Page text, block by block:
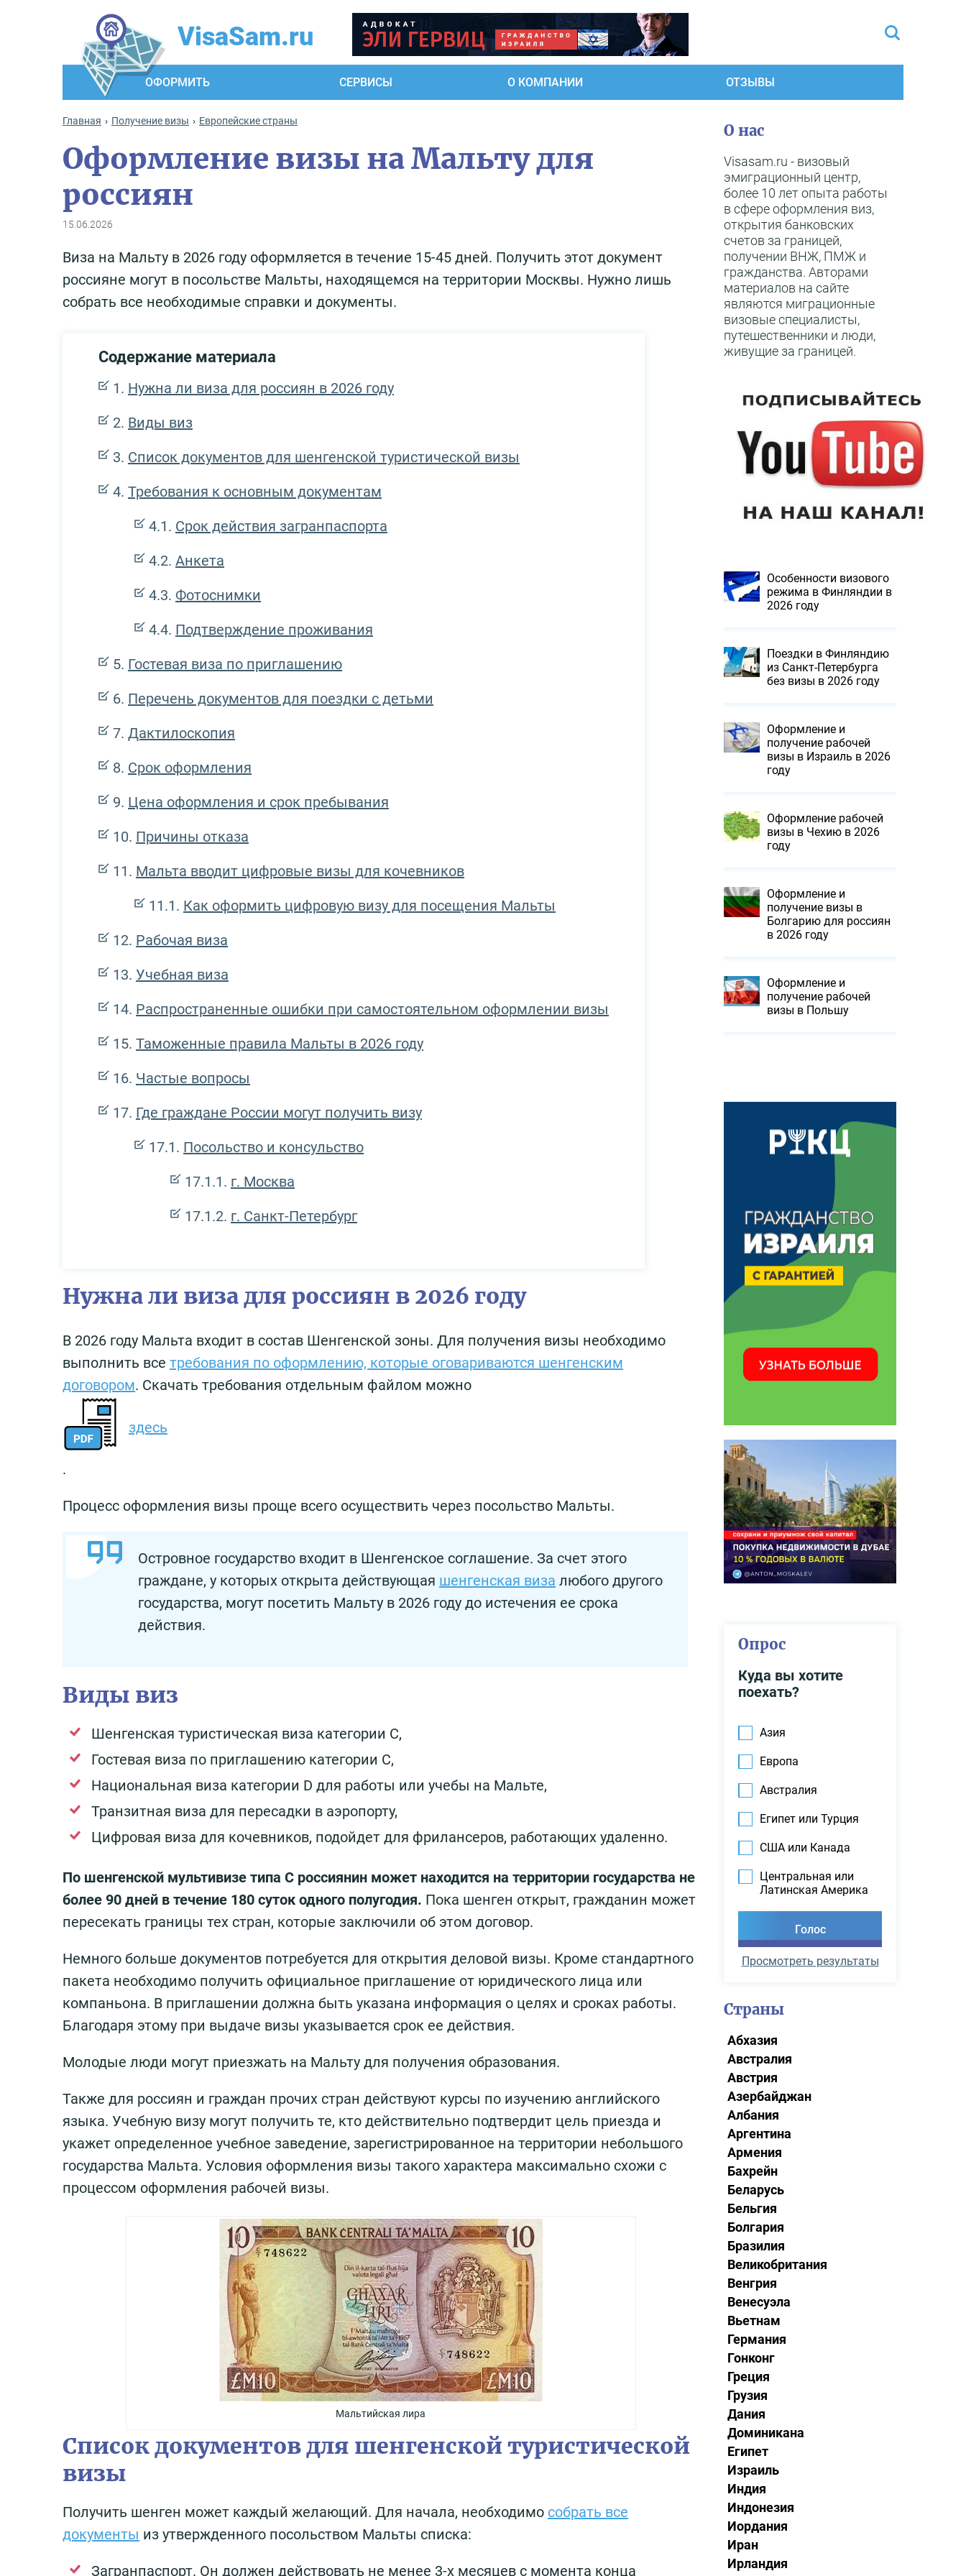
VisaSam.ru
ОФОРМИТЬ СЕРВИСЫ О КОМПАНИИ ОТЗЫВЫ
Главная Получение визы Европейские страны
Оформление визы на Мальту для
россиян
15.06.2026
Виза на Мальту в 2026 году оформляется в течение 15-45 дней. Получить этот документ
россияне могут в посольстве Мальты, находящемся на территории Москвы. Нужно лишь
собрать все необходимые справки и документы.
Содержание материала
Нужна ли виза для россиян в 2026 году
Виды виз
Список документов для шенгенской туристической визы
Требования к основным документам
Срок действия загранпаспорта
Анкета
Фотоснимки
Подтверждение проживания
Гостевая виза по приглашению
Перечень документов для поездки с детьми
Дактилоскопия
Срок оформления
Цена оформления и срок пребывания
Причины отказа
Мальта вводит цифровые визы для кочевников
Как оформить цифровую визу для посещения Мальты
Рабочая виза
Учебная виза
Распространенные ошибки при самостоятельном оформлении визы
Таможенные правила Мальты в 2026 году
Частые вопросы
Где граждане России могут получить визу
Посольство и консульство
г. Москва
г. Санкт-Петербург
Нужна ли виза для россиян в 2026 году
В 2026 году Мальта входит в состав Шенгенской зоны. Для получения визы необходимо
выполнить все требования по оформлению, которые оговариваются шенгенским
договором. Скачать требования отдельным файлом можно
здесь
.
Процесс оформления визы проще всего осуществить через посольство Мальты.
Островное государство входит в Шенгенское соглашение. За счет этого
граждане, у которых открыта действующая шенгенская виза любого другого
государства, могут посетить Мальту в 2026 году до истечения ее срока
действия.
Виды виз
Шенгенская туристическая виза категории С,
Гостевая виза по приглашению категории С,
Национальная виза категории D для работы или учебы на Мальте,
Транзитная виза для пересадки в аэропорту,
Цифровая виза для кочевников, подойдет для фрилансеров, работающих удаленно.
По шенгенской мультивизе типа С россиянин может находится на территории государства не
более 90 дней в течение 180 суток одного полугодия. Пока шенген открыт, гражданин может
пересекать границы тех стран, которые заключили об этом договор.
Немного больше документов потребуется для открытия деловой визы. Кроме стандартного
пакета необходимо получить официальное приглашение от юридического лица или
компаньона. В приглашении должна быть указана информация о целях и сроках работы.
Благодаря этому при выдаче визы указывается срок ее действия.
Молодые люди могут приезжать на Мальту для получения образования.
Также для россиян и граждан прочих стран действуют курсы по изучению английского
языка. Учебную визу могут получить те, кто действительно подтвердит цель приезда и
укажет определенное учебное заведение, зарегистрированное на территории небольшого
государства Мальта. Условия оформления визы такого характера максимально схожи с
процессом оформления рабочей визы.
Мальтийская лира
Список документов для шенгенской туристической
визы
Получить шенген может каждый желающий. Для начала, необходимо собрать все
документы из утвержденного посольством Мальты списка:
Загранпаспорт. Он должен действовать не менее 3-х месяцев с момента конца
О нас
Visasam.ru - визовый
эмиграционный центр,
более 10 лет опыта работы
в сфере оформления виз,
открытия банковских
счетов за границей,
получении ВНЖ, ПМЖ и
гражданства. Авторами
материалов на сайте
являются миграционные
визовые специалисты,
путешественники и люди,
живущие за границей.
Особенности визового
режима в Финляндии в
2026 году
Поездки в Финляндию
из Санкт-Петербурга
без визы в 2026 году
Оформление и
получение рабочей
визы в Израиль в 2026
году
Оформление рабочей
визы в Чехию в 2026
году
Оформление и
получение визы в
Болгарию для россиян
в 2026 году
Оформление и
получение рабочей
визы в Польшу
Опрос
Куда вы хотите
поехать?
Азия
Европа
Австралия
Египет или Турция
США или Канада
Центральная или
Латинская Америка
Просмотреть результаты
Страны
Абхазия
Австралия
Австрия
Азербайджан
Албания
Аргентина
Армения
Бахрейн
Беларусь
Бельгия
Болгария
Бразилия
Великобритания
Венгрия
Венесуэла
Вьетнам
Германия
Гонконг
Греция
Грузия
Дания
Доминикана
Египет
Израиль
Индия
Индонезия
Иордания
Иран
Ирландия